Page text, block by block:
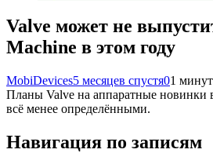
Valve может не
Machine в этом году
MobiDevices5 месяцев спустя01
Планы Valve на аппаратные новинки
всё менее определёнными.
Навигация по записям